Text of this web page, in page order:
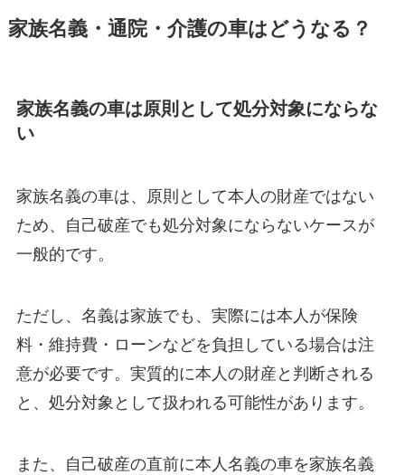
家族名義・通院・介護の車はどうなる？
家族名義の車は原則として処分対象にならな
い
家族名義の車は、原則として本人の財産ではない
ため、自己破産でも処分対象にならないケースが
一般的です。
ただし、名義は家族でも、実際には本人が保険
料・維持費・ローンなどを負担している場合は注
意が必要です。実質的に本人の財産と判断される
と、処分対象として扱われる可能性があります。
また、自己破産の直前に本人名義の車を家族名義